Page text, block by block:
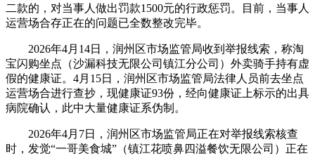
二款的，对当事人做出罚款1500元的行政惩罚。目前，当事人
运营场合存正在的问题已全数整改完毕。
2026年4月14日，润州区市场监管局收到举报线索，称淘
宝闪购坐点（沙漏科技无限公司镇江分公司）外卖骑手持有虚
假的健康证。4月15日，润州区市场监管局法律人员前去坐点
运营场合进行查抄，现健康证93份，经向健康证上标示的出具
病院确认，此中大量健康证系伪制。
2026年4月7日，润州区市场监管局正在对举报线索核查
时，发觉“一哥美食城”（镇江花喷鼻四溢餐饮无限公司）正在